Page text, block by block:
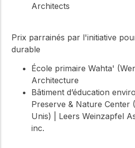
Architects
Prix parrainés par l'initiative
durable
École primaire Wahta'
Architecture
Bâtiment d’éducation
Preserve & Nature Center
Unis) | Leers Weinzapfel
inc.